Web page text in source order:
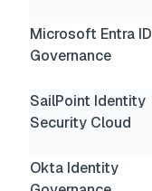
Microsoft Entra ID
Governance
SailPoint Identity
Security Cloud
Okta Identity